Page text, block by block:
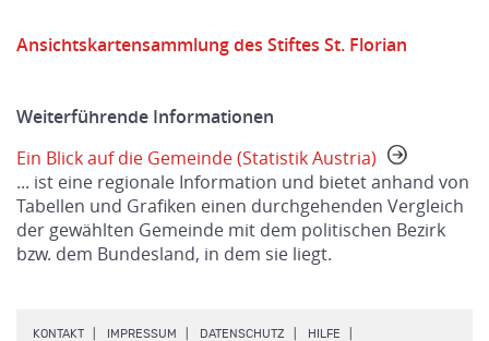
Ansichtskartensammlung des Stiftes St. Florian
Weiterführende Informationen
Ein Blick auf die Gemeinde (Statistik Austria)
... ist eine regionale Information und bietet anhand von
Tabellen und Grafiken einen durchgehenden Vergleich
der gewählten Gemeinde mit dem politischen Bezirk
bzw. dem Bundesland, in dem sie liegt.
KONTAKT IMPRESSUM DATENSCHUTZ HILFE